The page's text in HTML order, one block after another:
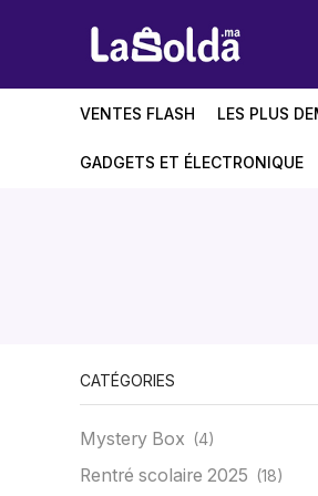
VENTES FLASH LES PLUS
GADGETS ET ÉLECTRONIQUE
CATÉGORIES
Mystery Box (4)
Rentré scolaire 2025 (18)